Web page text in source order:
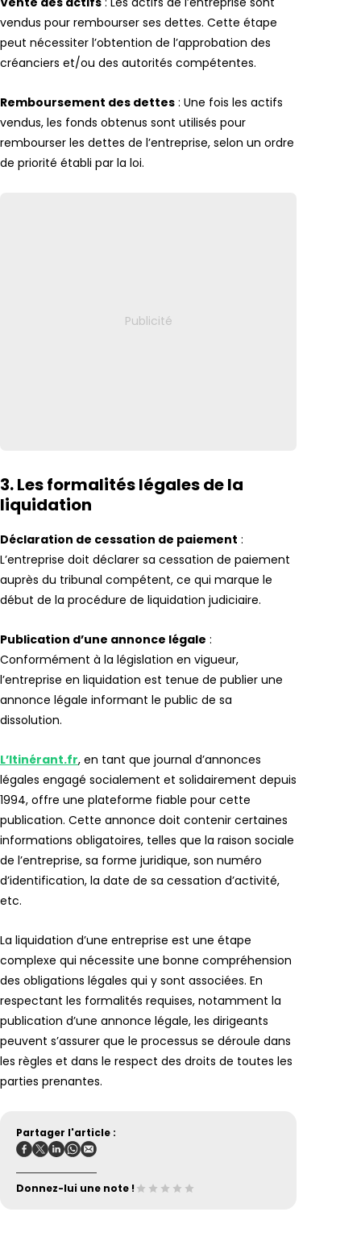
vendus pour rembourser ses dettes. Cette étape
peut nécessiter l’obtention de l’approbation des
créanciers et/ou des autorités compétentes.
Remboursement des dettes : Une fois les actifs
vendus, les fonds obtenus sont utilisés pour
rembourser les dettes de l’entreprise, selon un ordre
de priorité établi par la loi.
3. Les formalités légales de la
liquidation
Déclaration de cessation de paiement :
L’entreprise doit déclarer sa cessation de paiement
auprès du tribunal compétent, ce qui marque le
début de la procédure de liquidation judiciaire.
Publication d’une annonce légale :
Conformément à la législation en vigueur,
l’entreprise en liquidation est tenue de publier une
annonce légale informant le public de sa
dissolution.
L’Itinérant.fr, en tant que journal d’annonces
légales engagé socialement et solidairement depuis
1994, offre une plateforme fiable pour cette
publication. Cette annonce doit contenir certaines
informations obligatoires, telles que la raison sociale
de l’entreprise, sa forme juridique, son numéro
d’identification, la date de sa cessation d’activité,
etc.
La liquidation d’une entreprise est une étape
complexe qui nécessite une bonne compréhension
des obligations légales qui y sont associées. En
respectant les formalités requises, notamment la
publication d’une annonce légale, les dirigeants
peuvent s’assurer que le processus se déroule dans
les règles et dans le respect des droits de toutes les
parties prenantes.
Partager l'article :
Donnez-lui une note !